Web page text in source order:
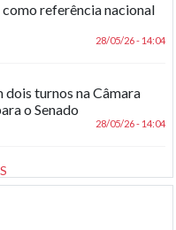
como referência nacional
28/05/26 - 14:04
dois turnos na Câmara
o Senado
28/05/26 - 14:04